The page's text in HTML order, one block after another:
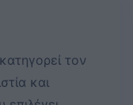
τον
και